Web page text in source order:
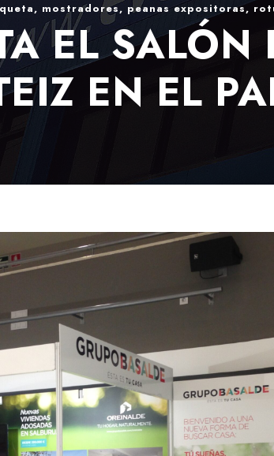
, mostradores, peanas expositoras,
EL
EN EL